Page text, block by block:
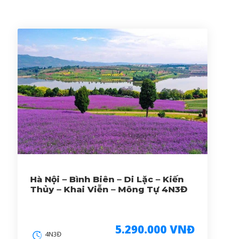
Hà Nội – Bình Biên – Di Lặc – Kiến
Thủy – Khai Viễn – Mông Tự 4N3Đ
5.290.000 VNĐ
4N3Đ